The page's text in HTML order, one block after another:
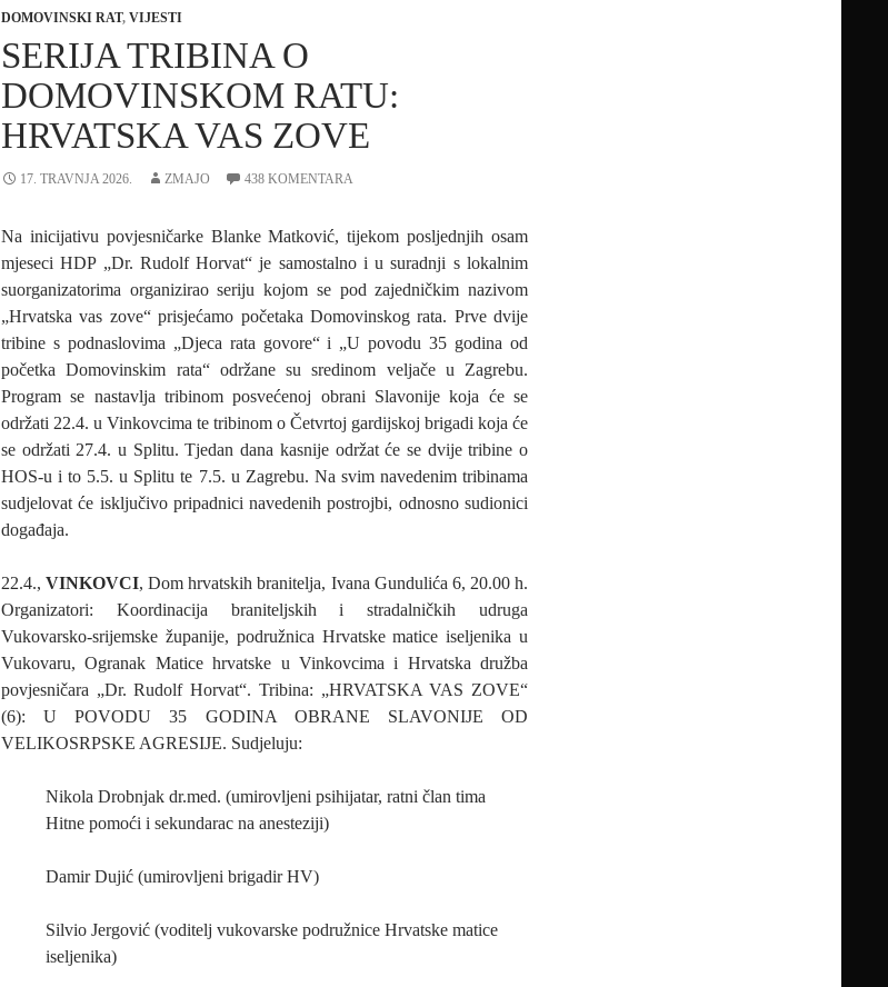
DOMOVINSKI RAT, VIJESTI
SERIJA TRIBINA O
DOMOVINSKOM RATU:
HRVATSKA VAS ZOVE
17. TRAVNJA 2026. ZMAJO 438 KOMENTARA
Na inicijativu povjesničarke Blanke Matković, tijekom posljednjih osam
mjeseci HDP „Dr. Rudolf Horvat“ je samostalno i u suradnji s lokalnim
suorganizatorima organizirao seriju kojom se pod zajedničkim nazivom
„Hrvatska vas zove“ prisjećamo početaka Domovinskog rata. Prve dvije
tribine s podnaslovima „Djeca rata govore“ i „U povodu 35 godina od
početka Domovinskim rata“ održane su sredinom veljače u Zagrebu.
Program se nastavlja tribinom posvećenoj obrani Slavonije koja će se
održati 22.4. u Vinkovcima te tribinom o Četvrtoj gardijskoj brigadi koja će
se održati 27.4. u Splitu. Tjedan dana kasnije održat će se dvije tribine o
HOS-u i to 5.5. u Splitu te 7.5. u Zagrebu. Na svim navedenim tribinama
sudjelovat će isključivo pripadnici navedenih postrojbi, odnosno sudionici
događaja.
22.4.,VINKOVCI, Dom hrvatskih branitelja, Ivana Gundulića 6, 20.00 h.
Organizatori: Koordinacija braniteljskih i stradalničkih udruga
Vukovarsko-srijemske županije, podružnica Hrvatske matice iseljenika u
Vukovaru, Ogranak Matice hrvatske u Vinkovcima i Hrvatska družba
povjesničara „Dr. Rudolf Horvat“. Tribina: „HRVATSKA VAS ZOVE“
(6): U POVODU 35 GODINA OBRANE SLAVONIJE OD
VELIKOSRPSKE AGRESIJE. Sudjeluju:
Nikola Drobnjak dr.med. (umirovljeni psihijatar, ratni član tima
Hitne pomoći i sekundarac na anesteziji)
Damir Dujić (umirovljeni brigadir HV)
Silvio Jergović (voditelj vukovarske podružnice Hrvatske matice
iseljenika)